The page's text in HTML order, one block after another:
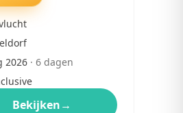
2026· 6dagen
Bekijken→